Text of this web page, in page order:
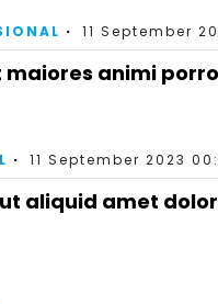
11 September
maiores animi
11 September 2023
aliquid amet